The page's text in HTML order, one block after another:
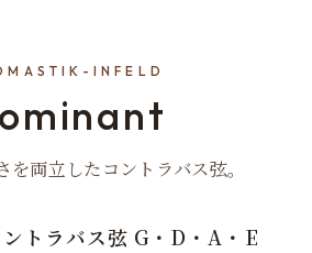
INFELD
を両立したコントラバス弦。
トラバス弦 G・D・A・E